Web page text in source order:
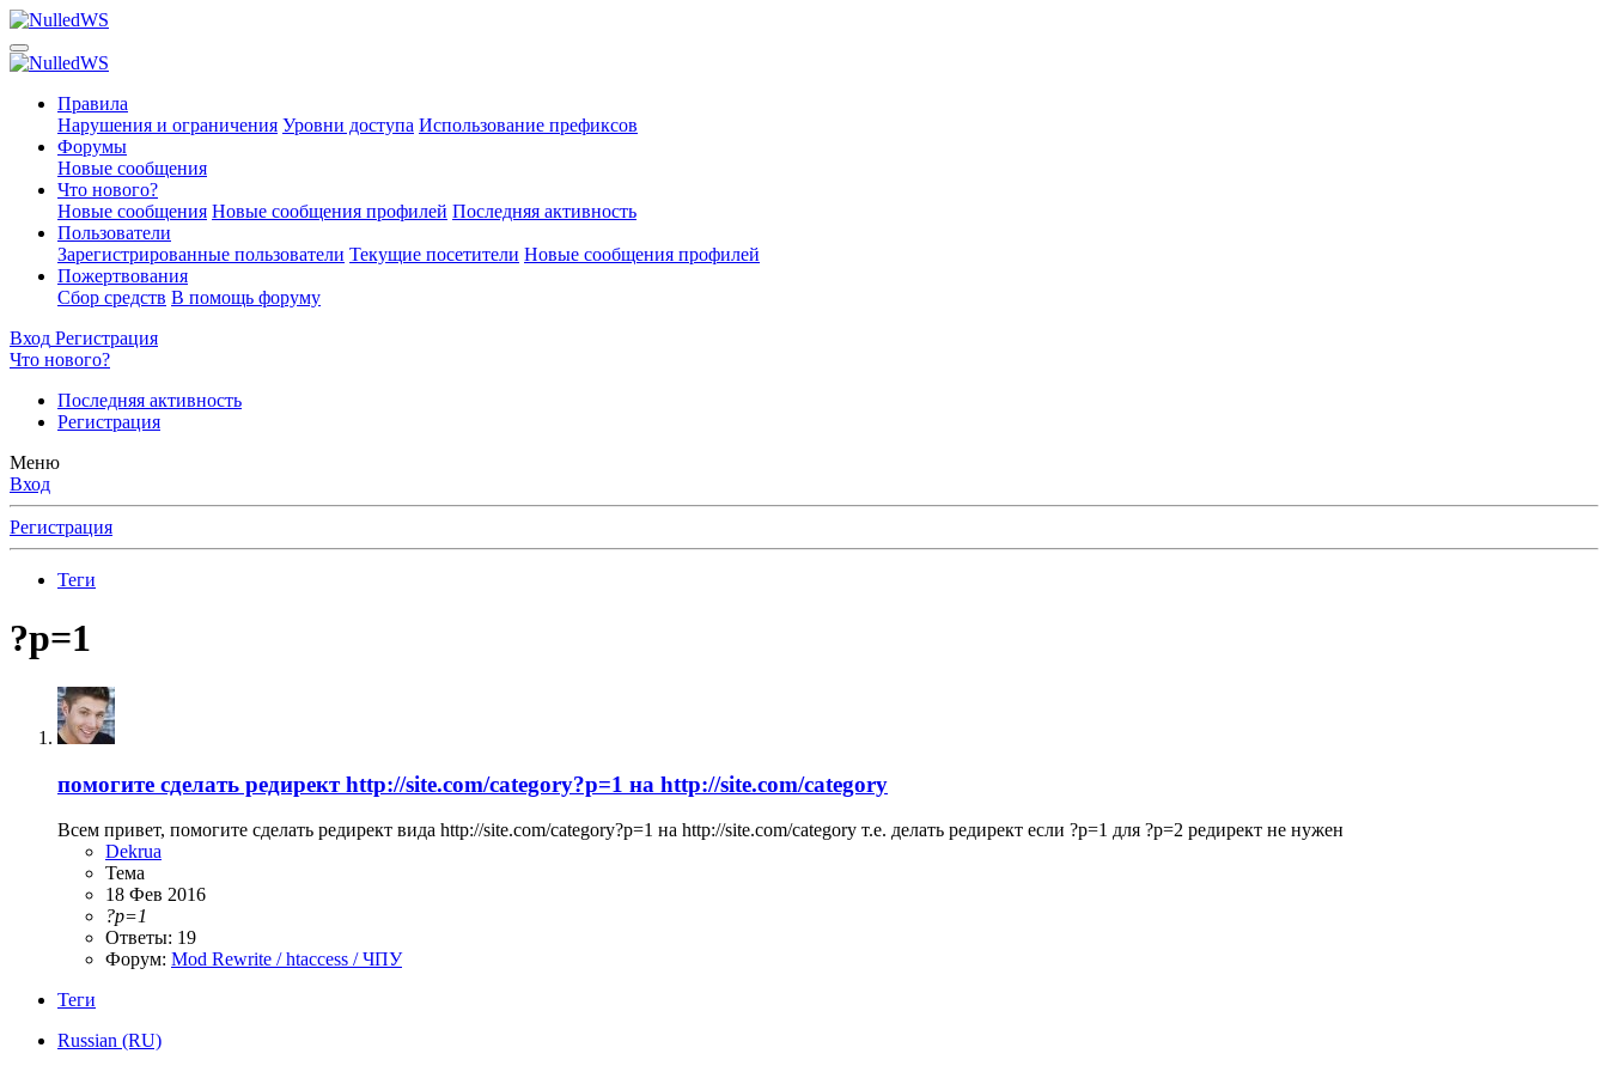
Правила
Нарушения и ограничения Уровни доступа Использование префиксов
Форумы
Новые сообщения
Что нового?
Новые сообщения Новые сообщения профилей Последняя активность
Пользователи
Зарегистрированные пользователи Текущие посетители Новые сообщения профилей
Пожертвования
Сбор средств В помощь форуму
Вход Регистрация
Что нового?
Последняя активность
Регистрация
Меню
Вход
Регистрация
Теги
?p=1
помогите сделать редирект http://site.com/category?p=1 на http://site.com/category
Всем привет, помогите сделать редирект вида http://site.com/category?p=1 на http://site.com/category т.е. делать редирект если ?p=1 для ?p=2 редирект не нужен
Dekrua
Тема
18 Фев 2016
?p=1
Ответы: 19
Форум: Mod Rewrite / htaccess / ЧПУ
Теги
Russian (RU)